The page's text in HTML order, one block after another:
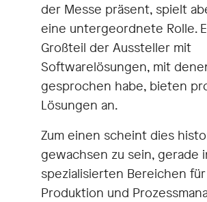
der Messe präsent, spielt
eine untergeordnete Rolle.
Großteil der Aussteller mit
Softwarelösungen, mit
gesprochen habe, bieten
Lösungen an.
Zum einen scheint dies
gewachsen zu sein, gerade
spezialisierten Bereichen für
Produktion und